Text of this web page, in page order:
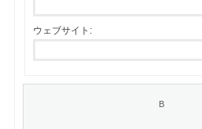
ウェブサイト: